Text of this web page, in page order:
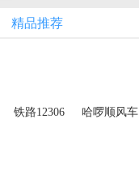
精品推荐
铁路12306 哈啰顺风车